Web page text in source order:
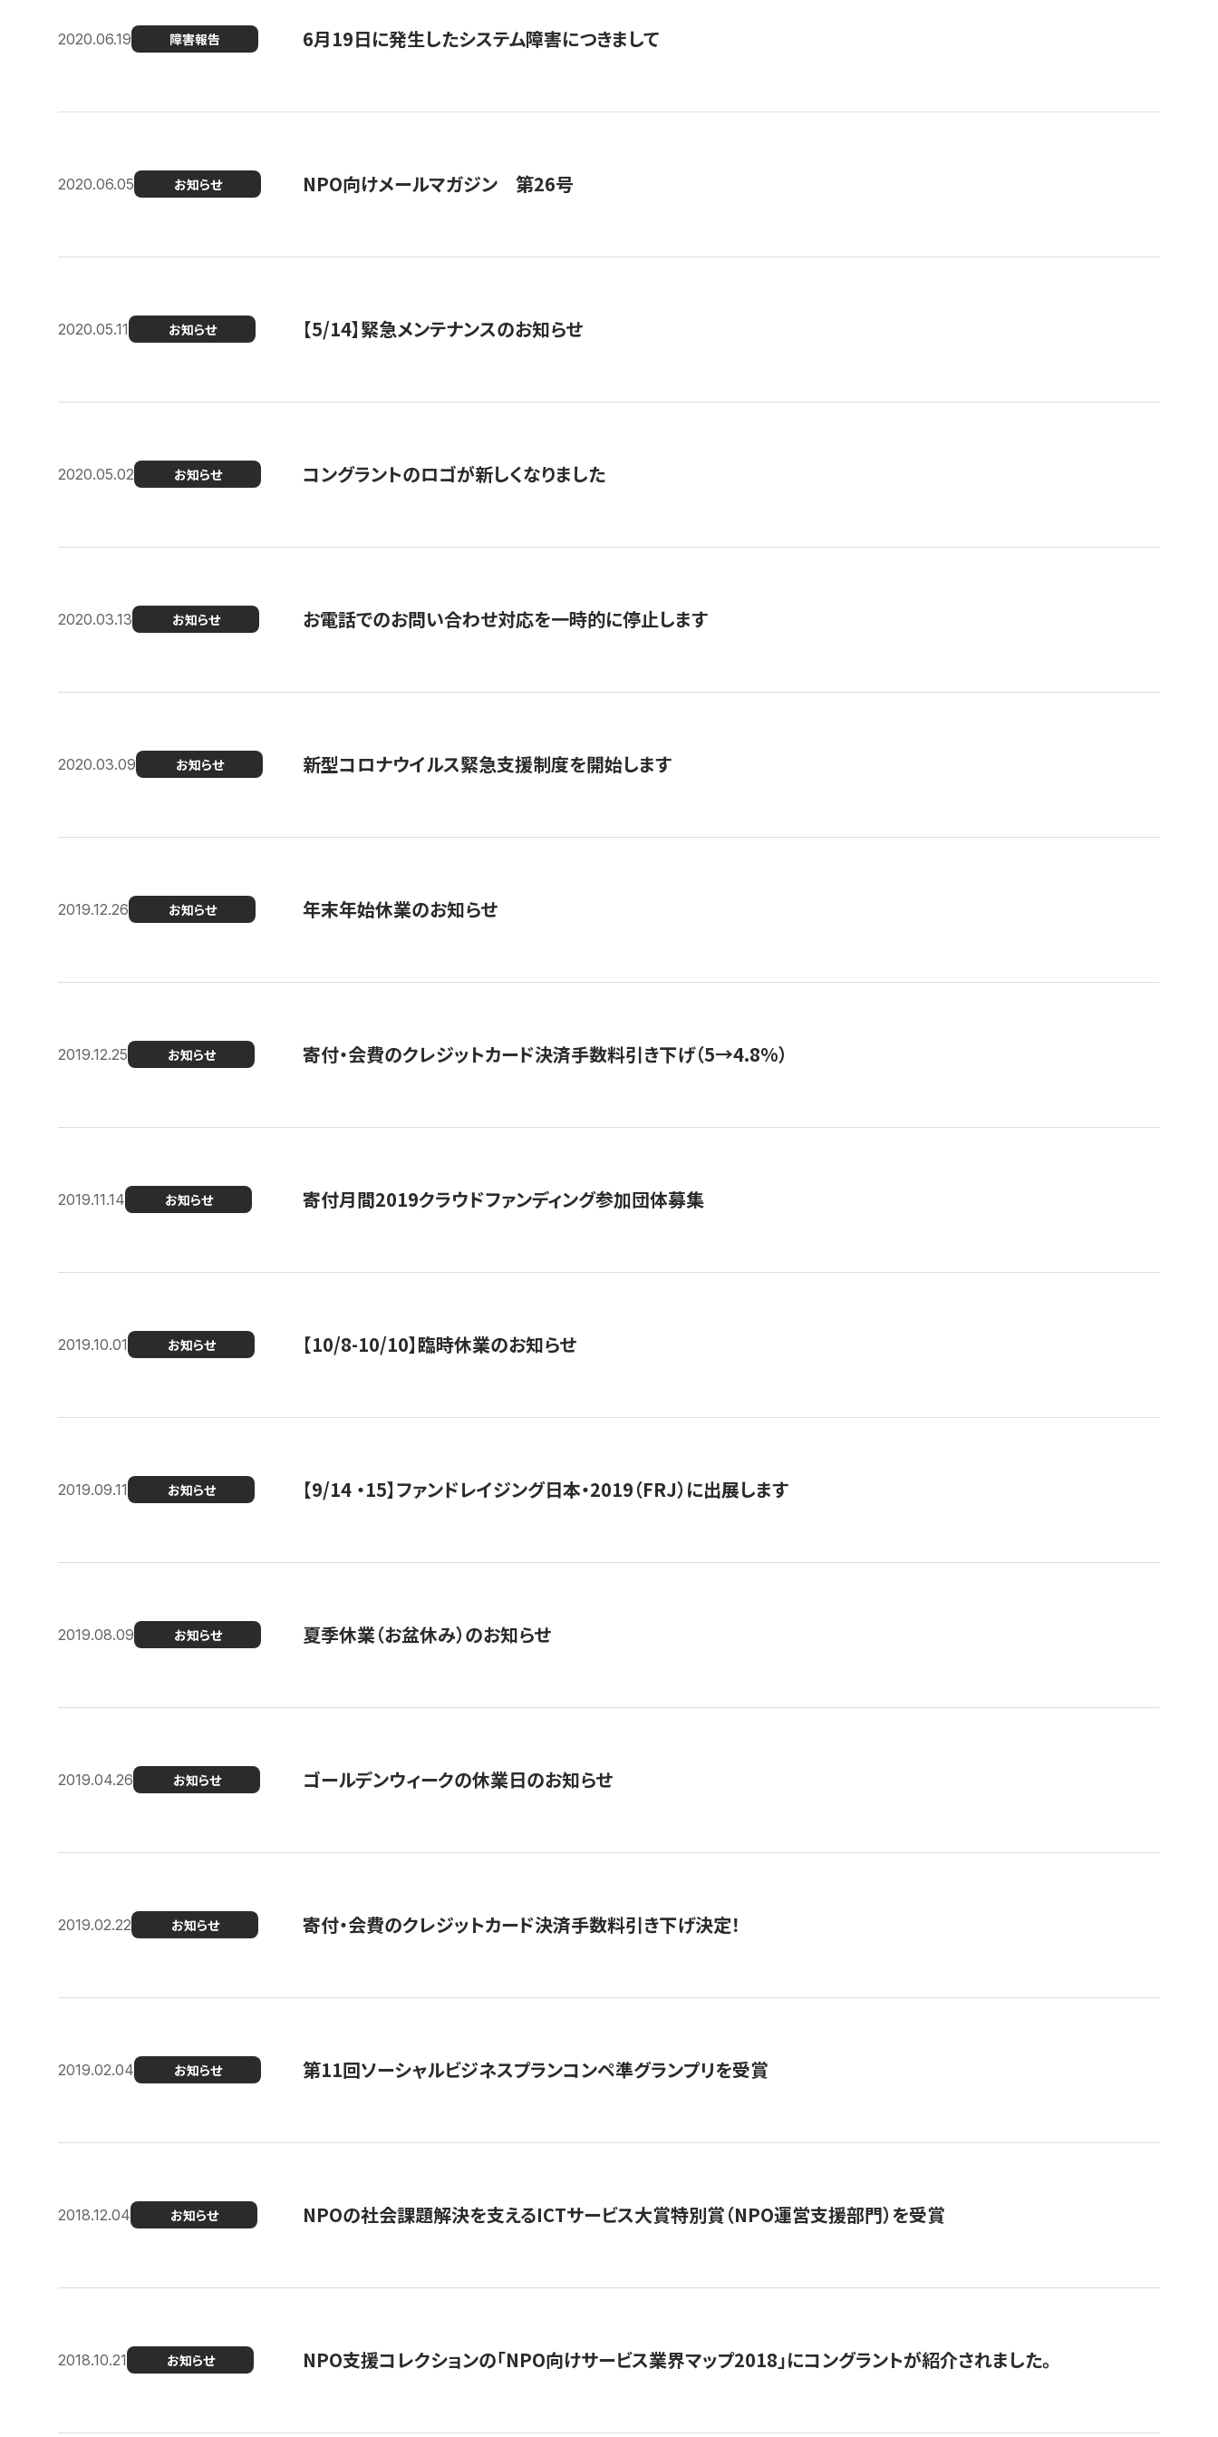
2020.06.19 障害報告 6月19日に発生したシステム障害につきまして
2020.06.05 お知らせ NPO向けメールマガジン 第26号
2020.05.11 お知らせ 【5/14】緊急メンテナンスのお知らせ
2020.05.02 お知らせ コングラントのロゴが新しくなりました
2020.03.13 お知らせ お電話でのお問い合わせ対応を一時的に停止します
2020.03.09 お知らせ 新型コロナウイルス緊急支援制度を開始します
2019.12.26 お知らせ 年末年始休業のお知らせ
2019.12.25 お知らせ 寄付・会費のクレジットカード決済手数料引き下げ（5→4.8%）
2019.11.14 お知らせ 寄付月間2019クラウドファンディング参加団体募集
2019.10.01 お知らせ 【10/8-10/10】臨時休業のお知らせ
2019.09.11 お知らせ 【9/14 ・15】ファンドレイジング日本・2019（FRJ）に出展します
2019.08.09 お知らせ 夏季休業（お盆休み）のお知らせ
2019.04.26 お知らせ ゴールデンウィークの休業日のお知らせ
2019.02.22 お知らせ 寄付・会費のクレジットカード決済手数料引き下げ決定！
2019.02.04 お知らせ 第11回ソーシャルビジネスプランコンペ準グランプリを受賞
2018.12.04 お知らせ NPOの社会課題解決を支えるICTサービス大賞特別賞（NPO運営支援部門）を受賞
2018.10.21 お知らせ NPO支援コレクションの「NPO向けサービス業界マップ2018」にコングラントが紹介されました。